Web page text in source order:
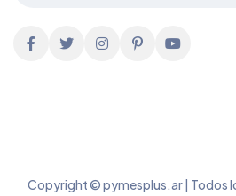
Copyright © pymesplus.ar | Todos